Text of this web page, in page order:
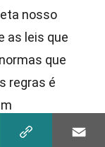
nosso
as leis que
que
regras é
ambiente